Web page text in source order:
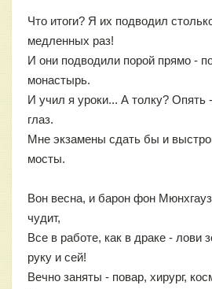
Что итоги? Я их подводил
медленных раз!
И они подводили порой прямо -
монастырь.
И учил я уроки... А толку? Опять
глаз.
Мне экзамены сдать бы и
мосты.
Вон весна, и барон фон
чудит,
Все в работе, как в драке - лови
руку и сей!
Вечно заняты - повар, хирург,